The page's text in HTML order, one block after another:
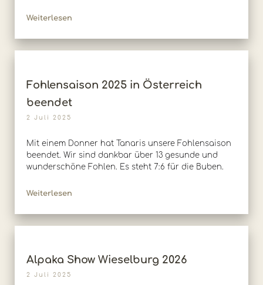
Weiterlesen
Fohlensaison 2025 in Österreich
beendet
2 Juli 2025
Mit einem Donner hat Tanaris unsere Fohlensaison
beendet. Wir sind dankbar über 13 gesunde und
wunderschöne Fohlen. Es steht 7:6 für die Buben.
Weiterlesen
Alpaka Show Wieselburg 2026
2 Juli 2025